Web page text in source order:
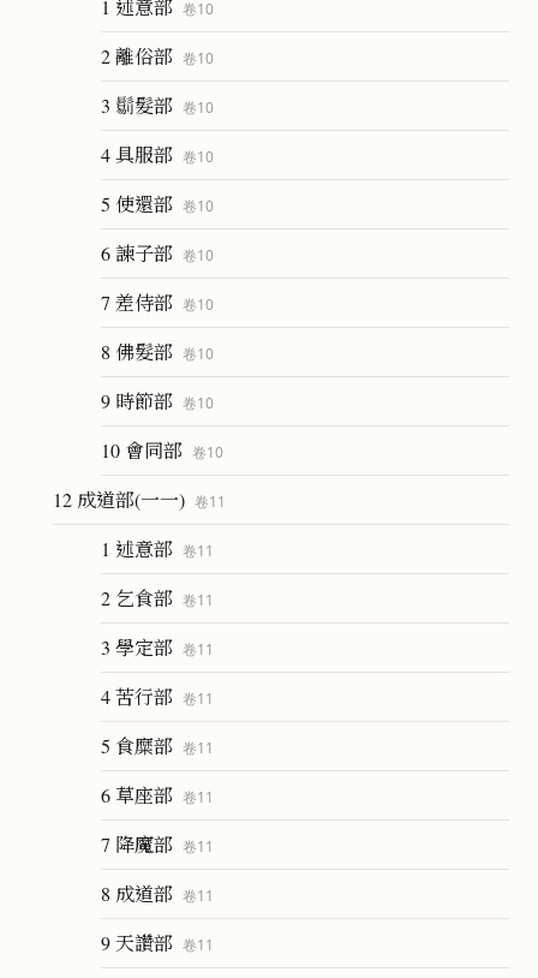
1 述意部 卷10
2 離俗部 卷10
3 𩮜髮部 卷10
4 具服部 卷10
5 使還部 卷10
6 諫子部 卷10
7 差侍部 卷10
8 佛髮部 卷10
9 時節部 卷10
10 會同部 卷10
12 成道部(一一) 卷11
1 述意部 卷11
2 乞食部 卷11
3 學定部 卷11
4 苦行部 卷11
5 食糜部 卷11
6 草座部 卷11
7 降魔部 卷11
8 成道部 卷11
9 天讚部 卷11